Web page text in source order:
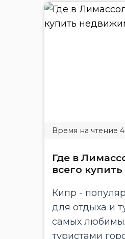
Где в
всего
Кипр -
для отдыха и
самых
туристами